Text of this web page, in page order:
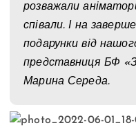
розважали
співали. І на
подарунки від
представниця БФ
Марина Середа.